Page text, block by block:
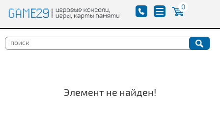
0
Элемент не найден!